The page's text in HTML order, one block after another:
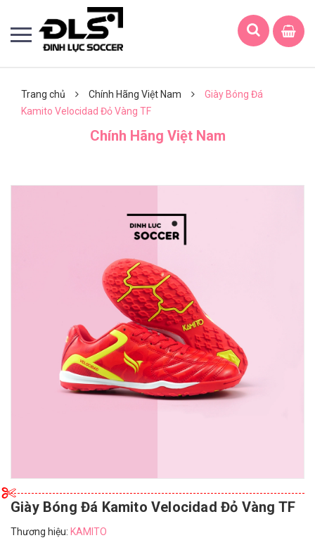
Trang chủ Chính Hãng Việt Nam
Giày Bóng Đá
Kamito Velocidad Đỏ Vàng TF
Chính Hãng Việt Nam
Giày Bóng Đá Kamito Velocidad Đỏ Vàng TF
Thương hiệu: KAMITO